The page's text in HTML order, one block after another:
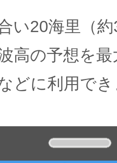
い20海里（
高の予想を
どに利用で